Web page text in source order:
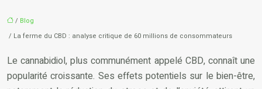
/ Blog
/ La ferme du CBD : analyse critique de 60 millions de consommateurs
Le cannabidiol, plus communément appelé CBD, connaît une
popularité croissante. Ses effets potentiels sur le bien-être,